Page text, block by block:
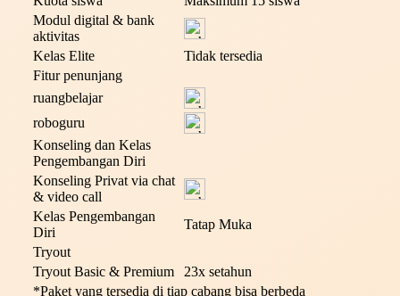
Modul digital & bank
aktivitas
Kelas Elite
Tidak tersedia
Fitur penunjang
ruangbelajar
roboguru
Konseling dan Kelas
Pengembangan Diri
Konseling Privat via chat
& video call
Kelas Pengembangan
Diri
Tatap Muka
Tryout
Tryout Basic & Premium
23x setahun
*Paket yang tersedia di tiap cabang bisa berbeda